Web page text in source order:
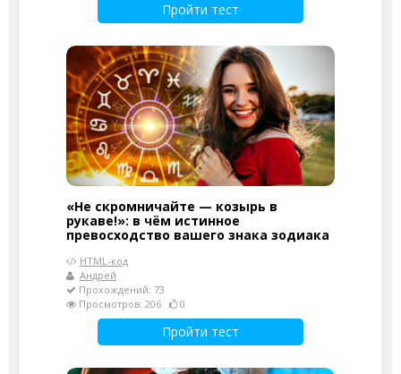
Пройти тест
«Не скромничайте — козырь в
рукаве!»: в чём истинное
превосходство вашего знака зодиака
HTML-код
Андрей
Прохождений: 73
Просмотров: 206
0
Пройти тест